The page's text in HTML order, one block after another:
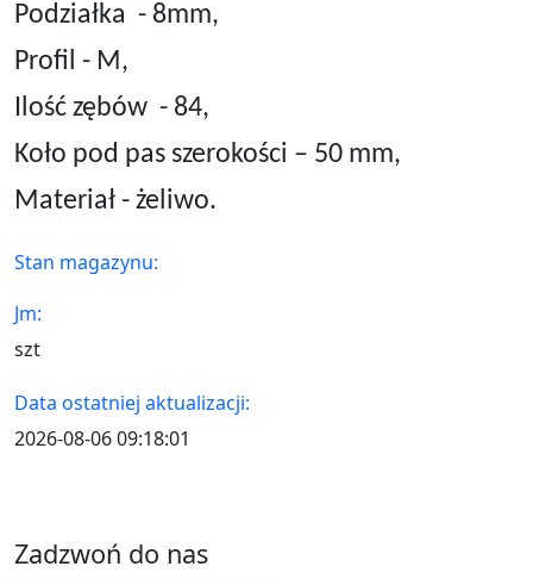
Podziałka - 8mm,
Profil - M,
Ilość zębów - 84,
Koło pod pas szerokości – 50 mm,
Materiał - żeliwo.
Stan magazynu:
Jm:
szt
Data ostatniej aktualizacji:
2026-08-06 09:18:01
Zadzwoń do nas